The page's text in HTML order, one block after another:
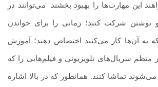
این مهارت‌ها را بهبود بخشند می‌توانند در
نوشتن شرکت کنند؛ زمانی را برای خواندن
که به آن‌ها کار می‌کنند اختصاص دهند؛ آموزش
منظم سریال‌های تلویزیونی و فیلم‌هایی را که
تماشا کنند. همانطور که در بالا اشاره